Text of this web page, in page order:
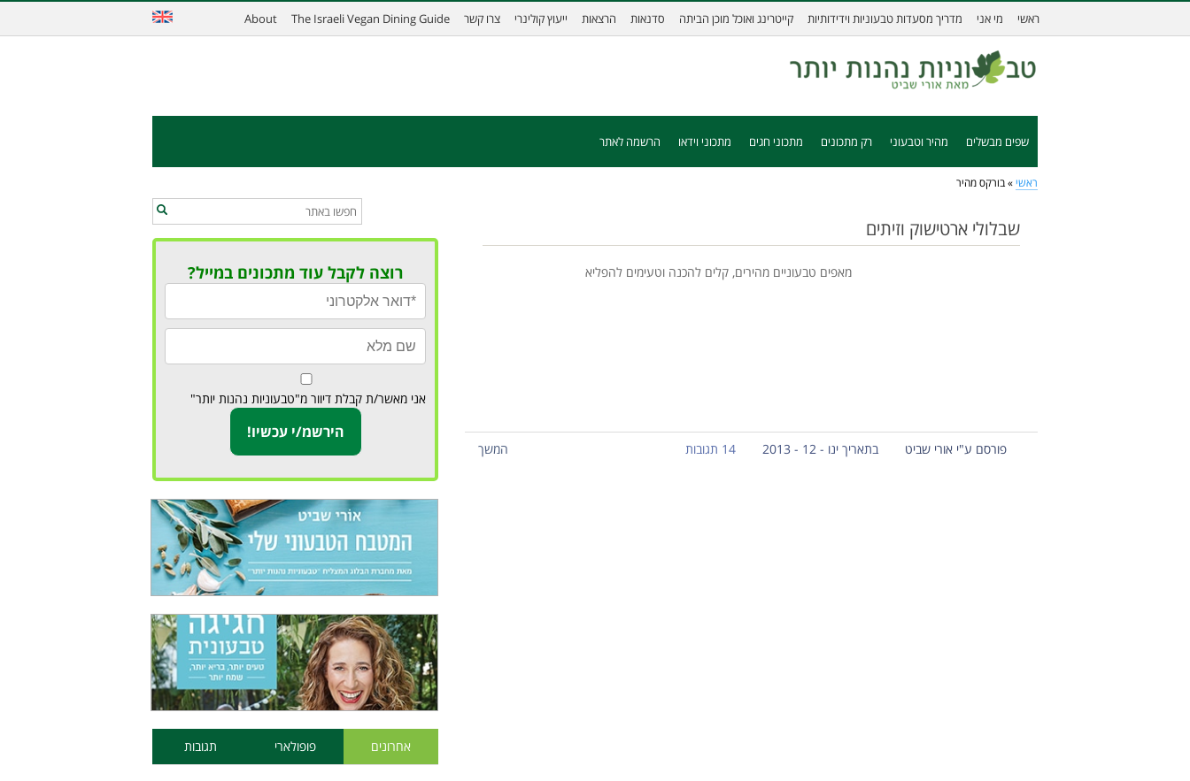
ראשי מי אני מדריך מסעדות טבעוניות וידידותיות קייטרינג ואוכל מוכן הביתה סדנאות הרצאות ייעוץ קולינרי צרו קשר The Israeli Vegan Dining Guide
About
שפים מבשלים מהיר וטבעוני רק מתכונים מתכוני חגים מתכוני וידאו הרשמה לאתר
ראשי »בורקס מהיר
שבלולי ארטישוק וזיתים
מאפים טבעוניים מהירים, קלים להכנה וטעימים להפליא
פורסם ע"י אורי שביט בתאריך ינו - 12 - 2013 14 תגובות המשך
רוצה לקבל עוד מתכונים במייל?
אני מאשר/ת קבלת דיוור מ"טבעוניות נהנות יותר"
אחרונים פופולארי תגובות